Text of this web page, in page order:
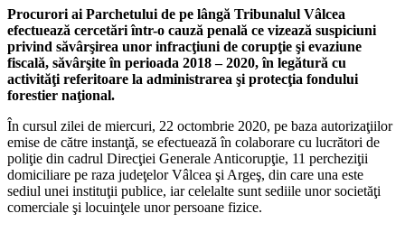
Procurori ai Parchetului de pe lângă Tribunalul Vâlcea
efectuează cercetări într-o cauză penală ce vizează suspiciuni
privind săvârşirea unor infracţiuni de corupţie şi evaziune
fiscală, săvârşite în perioada 2018 – 2020, în legătură cu
activităţi referitoare la administrarea şi protecţia fondului
forestier naţional.
În cursul zilei de miercuri, 22 octombrie 2020, pe baza autorizaţiilor
emise de către instanţă, se efectuează în colaborare cu lucrători de
poliţie din cadrul Direcţiei Generale Anticorupţie, 11 percheziţii
domiciliare pe raza judeţelor Vâlcea şi Argeş, din care una este
sediul unei instituţii publice, iar celelalte sunt sediile unor societăţi
comerciale şi locuinţele unor persoane fizice.